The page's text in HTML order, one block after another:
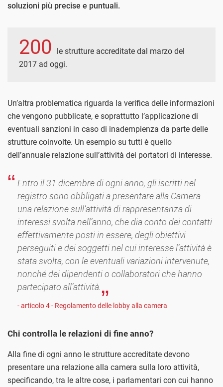
soluzioni più precise e puntuali.
200
le strutture accreditate dal marzo del
2017 ad oggi.
Un’altra problematica riguarda la verifica delle informazioni
che vengono pubblicate, e soprattutto l’applicazione di
eventuali sanzioni in caso di inadempienza da parte delle
strutture coinvolte. Un esempio su tutti è quello
dell’annuale relazione sull’attività dei portatori di interesse.
Entro il 31 dicembre di ogni anno, gli iscritti nel
registro sono obbligati a presentare alla Camera
una relazione sull’attività di rappresentanza di
interessi svolta nell’anno, che dia conto dei contatti
effettivamente posti in essere, degli obiettivi
perseguiti e dei soggetti nel cui interesse l’attività è
stata svolta, con le eventuali variazioni intervenute,
nonché dei dipendenti o collaboratori che hanno
partecipato all’attività.
- articolo 4 - Regolamento delle lobby alla camera
Chi controlla le relazioni di fine anno?
Alla fine di ogni anno le strutture accreditate devono
presentare una relazione alla camera sulla loro attività,
specificando, tra le altre cose, i parlamentari con cui hanno